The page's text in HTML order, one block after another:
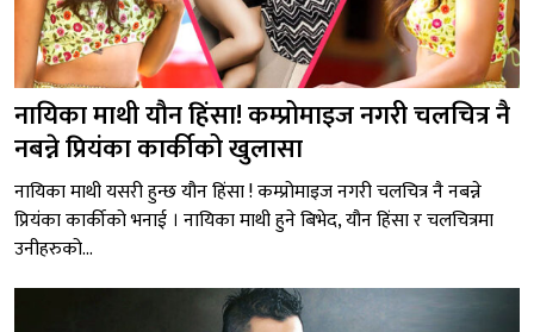
नायिका माथी यौन हिंसा! कम्प्रोमाइज नगरी चलचित्र नै
नबन्ने प्रियंका कार्कीको खुलासा
नायिका माथी यसरी हुन्छ यौन हिंसा ! कम्प्रोमाइज नगरी चलचित्र नै नबन्ने
प्रियंका कार्कीको भनाई । नायिका माथी हुने बिभेद, यौन हिंसा र चलचित्रमा
उनीहरुको...